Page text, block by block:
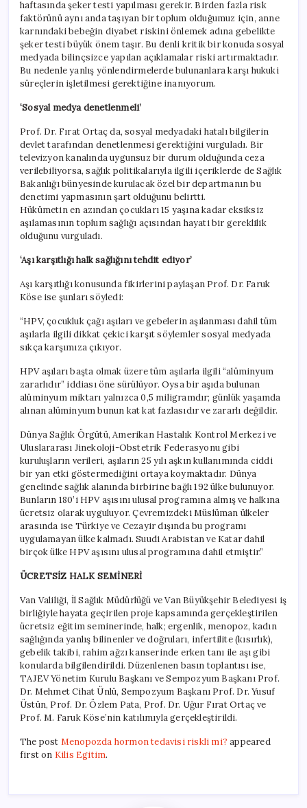
haftasında şeker testi yapılması gerekir. Birden fazla risk
faktörünü aynı anda taşıyan bir toplum olduğumuz için, anne
karnındaki bebeğin diyabet riskini önlemek adına gebelikte
şeker testi büyük önem taşır. Bu denli kritik bir konuda sosyal
medyada bilinçsizce yapılan açıklamalar riski artırmaktadır.
Bu nedenle yanlış yönlendirmelerde bulunanlara karşı hukuki
süreçlerin işletilmesi gerektiğine inanıyorum.
‘Sosyal medya denetlenmeli’
Prof. Dr. Fırat Ortaç da, sosyal medyadaki hatalı bilgilerin
devlet tarafından denetlenmesi gerektiğini vurguladı. Bir
televizyon kanalında uygunsuz bir durum olduğunda ceza
verilebiliyorsa, sağlık politikalarıyla ilgili içeriklerde de Sağlık
Bakanlığı bünyesinde kurulacak özel bir departmanın bu
denetimi yapmasının şart olduğunu belirtti.
Hükümetin en azından çocukları 15 yaşına kadar eksiksiz
aşılamasının toplum sağlığı açısından hayati bir gereklilik
olduğunu vurguladı.
‘Aşı karşıtlığı halk sağlığını tehdit ediyor’
Aşı karşıtlığı konusunda fikirlerini paylaşan Prof. Dr. Faruk
Köse ise şunları söyledi:
“HPV, çocukluk çağı aşıları ve gebelerin aşılanması dahil tüm
aşılarla ilgili dikkat çekici karşıt söylemler sosyal medyada
sıkça karşımıza çıkıyor.
HPV aşıları başta olmak üzere tüm aşılarla ilgili “alüminyum
zararlıdır” iddiası öne sürülüyor. Oysa bir aşıda bulunan
alüminyum miktarı yalnızca 0,5 miligramdır; günlük yaşamda
alınan alüminyum bunun kat kat fazlasıdır ve zararlı değildir.
Dünya Sağlık Örgütü, Amerikan Hastalık Kontrol Merkezi ve
Uluslararası Jinekoloji-Obstetrik Federasyonu gibi
kuruluşların verileri, aşıların 25 yılı aşkın kullanımında ciddi
bir yan etki göstermediğini ortaya koymaktadır. Dünya
genelinde sağlık alanında birbirine bağlı 192 ülke bulunuyor.
Bunların 180’i HPV aşısını ulusal programına almış ve halkına
ücretsiz olarak uyguluyor. Çevremizdeki Müslüman ülkeler
arasında ise Türkiye ve Cezayir dışında bu programı
uygulamayan ülke kalmadı. Suudi Arabistan ve Katar dahil
birçok ülke HPV aşısını ulusal programına dahil etmiştir.”
ÜCRETSİZ HALK SEMİNERİ
Van Valiliği, İl Sağlık Müdürlüğü ve Van Büyükşehir Belediyesi iş
birliğiyle hayata geçirilen proje kapsamında gerçekleştirilen
ücretsiz eğitim seminerinde, halk; ergenlik, menopoz, kadın
sağlığında yanlış bilinenler ve doğruları, infertilite (kısırlık),
gebelik takibi, rahim ağzı kanserinde erken tanı ile aşı gibi
konularda bilgilendirildi. Düzenlenen basın toplantısı ise,
TAJEV Yönetim Kurulu Başkanı ve Sempozyum Başkanı Prof.
Dr. Mehmet Cihat Ünlü, Sempozyum Başkanı Prof. Dr. Yusuf
Üstün, Prof. Dr. Özlem Pata, Prof. Dr. Uğur Fırat Ortaç ve
Prof. M. Faruk Köse’nin katılımıyla gerçekleştirildi.
The post Menopozda hormon tedavisi riskli mi? appeared
first on Kilis Egitim.